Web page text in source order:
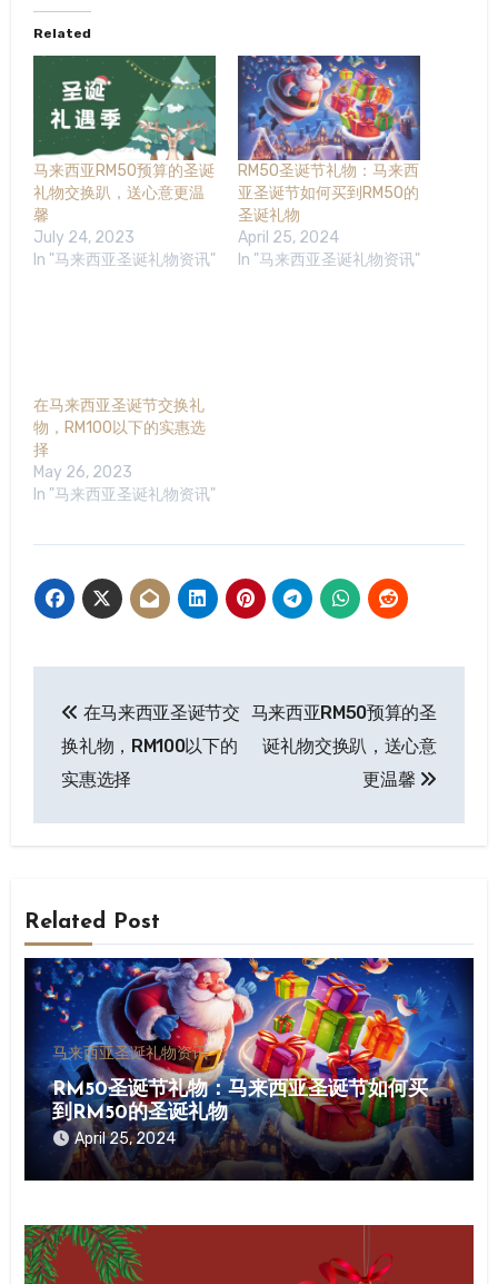
Related
马来西亚RM50预算的圣诞
礼物交换趴，送心意更温
馨
July 24, 2023
In "马来西亚圣诞礼物资讯"
RM50圣诞节礼物：马来西
亚圣诞节如何买到RM50的
圣诞礼物
April 25, 2024
In "马来西亚圣诞礼物资讯"
在马来西亚圣诞节交换礼
物，RM100以下的实惠选
择
May 26, 2023
In "马来西亚圣诞礼物资讯"
在马来西亚圣诞节交
换礼物，RM100以下的
实惠选择
马来西亚RM50预算的圣
诞礼物交换趴，送心意
更温馨
Related Post
马来西亚圣诞礼物资讯
RM50圣诞节礼物：马来西亚圣诞节如何买
到RM50的圣诞礼物
April 25, 2024